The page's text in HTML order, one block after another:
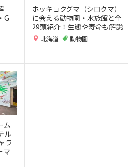
G
ホッキョクグマ（シロクマ）
に会える動物園・水族館と全
29頭紹介！生態や寿命も解説
北海道 動物園
ム
ル
ラ
マ